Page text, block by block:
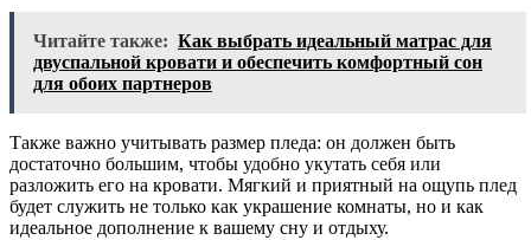
Читайте также: Как выбрать идеальный матрас для
двуспальной кровати и обеспечить комфортный сон
для обоих партнеров
Также важно учитывать размер пледа: он должен быть
достаточно большим, чтобы удобно укутать себя или
разложить его на кровати. Мягкий и приятный на ощупь плед
будет служить не только как украшение комнаты, но и как
идеальное дополнение к вашему сну и отдыху.